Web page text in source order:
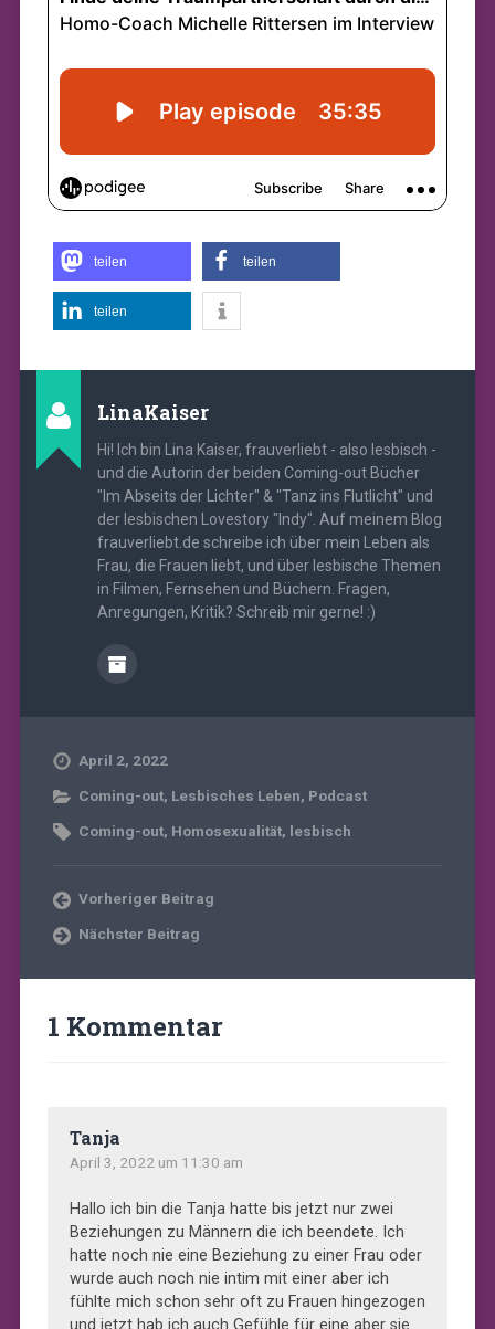
teilen teilen
teilen
LinaKaiser
Hi! Ich bin Lina Kaiser, frauverliebt - also lesbisch -
und die Autorin der beiden Coming-out Bücher
"Im Abseits der Lichter" & "Tanz ins Flutlicht" und
der lesbischen Lovestory "Indy". Auf meinem Blog
frauverliebt.de schreibe ich über mein Leben als
Frau, die Frauen liebt, und über lesbische Themen
in Filmen, Fernsehen und Büchern. Fragen,
Anregungen, Kritik? Schreib mir gerne! :)
April 2, 2022
Coming-out, Lesbisches Leben, Podcast
Coming-out, Homosexualität, lesbisch
Vorheriger Beitrag
Nächster Beitrag
1 Kommentar
Tanja
April 3, 2022 um 11:30 am
Hallo ich bin die Tanja hatte bis jetzt nur zwei
Beziehungen zu Männern die ich beendete. Ich
hatte noch nie eine Beziehung zu einer Frau oder
wurde auch noch nie intim mit einer aber ich
fühlte mich schon sehr oft zu Frauen hingezogen
und jetzt hab ich auch Gefühle für eine aber sie